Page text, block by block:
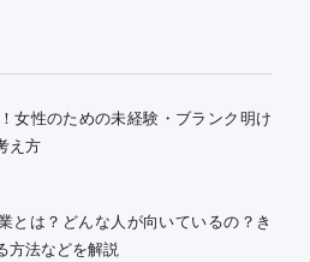
女性のための未経験・ブランク明け
え方
とは？どんな人が向いているの？き
方法などを解説